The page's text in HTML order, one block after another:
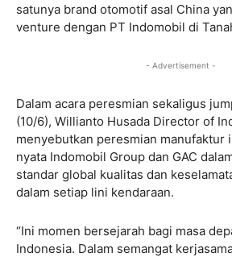
satunya brand otomotif asal China
venture dengan PT Indomobil di
- Advertisement -
Dalam acara peresmian sekaligus
(10/6), Willianto Husada Director of
menyebutkan peresmian manufaktur
nyata Indomobil Group dan GAC
standar global kualitas dan
dalam setiap lini kendaraan.
“Ini momen bersejarah bagi masa
Indonesia. Dalam semangat